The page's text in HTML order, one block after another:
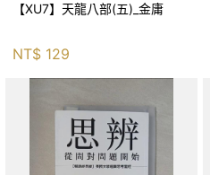
【XU7】天龍八部(五)_金庸
NT$ 129